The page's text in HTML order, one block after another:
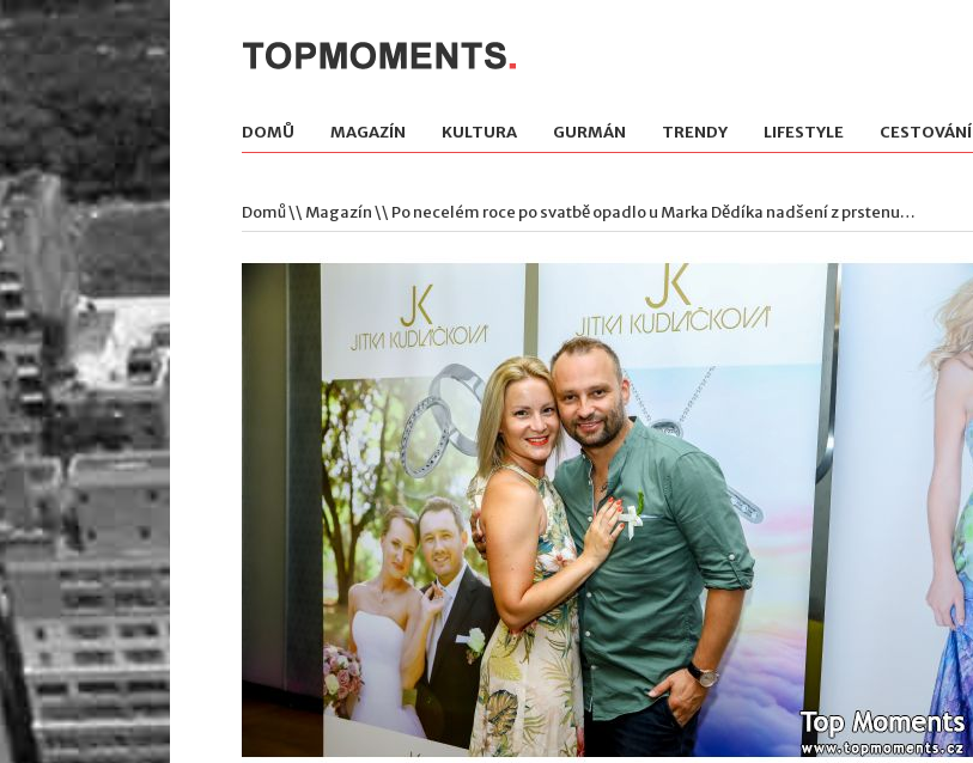
DOMŮ MAGAZÍN KULTURA GURMÁN TRENDY LIFESTYLE CESTOVÁNÍ
Domů\\ Magazín\\ Po necelém roce po svatbě opadlo u Marka Dědíka nadšení z prstenu…